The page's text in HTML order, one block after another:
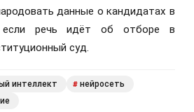
данные о кандидатах в
если речь идёт об отборе в
суд.
интеллект # нейросеть